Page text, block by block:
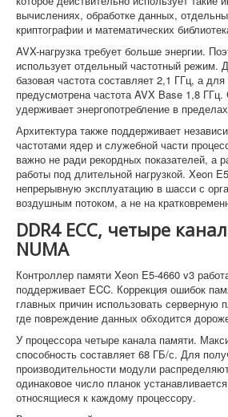
вычислениях, обработке данных,
криптографии и математических
AVX-нагрузка требует больше энергии.
использует отдельный частотный режим.
базовая частота составляет 2,1 ГГц, а
предусмотрена частота AVX Base 1,8
удерживает энергопотребление в
Архитектура также поддерживает
частотами ядер и служебной части
важно не ради рекордных показателей, а
работы под длительной нагрузкой. Xeon
непрерывную эксплуатацию в шасси с
воздушным потоком, а не на
DDR4 ECC, четыре
NUMA
Контроллер памяти Xeon E5-4660 v3
поддерживает ECC. Коррекция ошибок
главных причин использовать серверную
где повреждение данных обходится
У процессора четыре канала памяти.
способность составляет 68 ГБ/с. Для
производительности модули
одинаковое число планок
относящиеся к каждому процессору.